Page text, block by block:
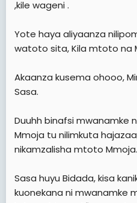
,kile wageni .
Yote haya aliyaanza
watoto sita, Kila mtoto na
Akaanza kusema ohooo,
Sasa.
Duuhh binafsi mwanamke
Mmoja tu nilimkuta
nikamzalisha mtoto Mmoja.
Sasa huyu Bidada, kisa
kuonekana ni mwanamke